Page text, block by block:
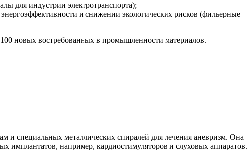
для индустрии электротранспорта);
и снижении экологических рисков (фильерные
новых востребованных в промышленности материалов.
и специальных металлических спиралей для лечения аневризм. Она
имплантатов, например, кардиостимуляторов и слуховых аппаратов.